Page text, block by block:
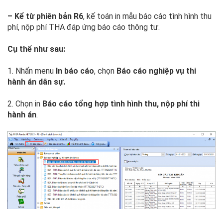
– Kể từ phiên bản R6, kế toán in mẫu báo cáo tình hình thu
phí, nộp phí THA đáp ứng báo cáo thông tư.
Cụ thể như sau:
1. Nhấn menu In báo cáo, chọn Báo cáo nghiệp vụ thi
hành án dân sự.
2. Chọn in Báo cáo tổng hợp tình hình thu, nộp phí thi
hành án.